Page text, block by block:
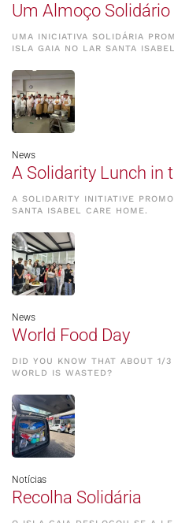
Um Almoço
UMA INICIATIVA SOLIDÁRIA
ISLA GAIA NO LAR SANTA
News
A Solidarity Lunch in
A SOLIDARITY INITIATIVE
SANTA ISABEL CARE HOME.
News
World Food Day
DID YOU KNOW THAT ABOUT 1/
WORLD IS WASTED?
Notícias
Recolha Solidária